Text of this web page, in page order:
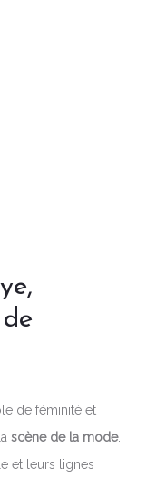
de féminité et
scène de la mode.
et leurs lignes